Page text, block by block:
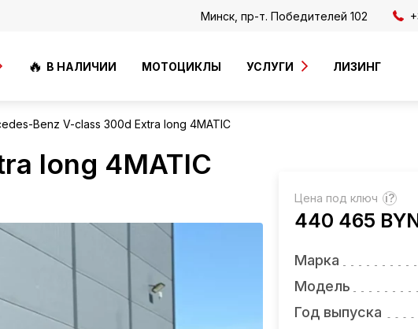
Минск, пр-т. Победителей 102
В НАЛИЧИИ МОТОЦИКЛЫ УСЛУГИ ЛИЗИНГ
Benz V-class 300d Еxtra long 4MATIС
long 4MATIС
Цена под ключ ?
440 465
Марка
Модель
Год выпуска